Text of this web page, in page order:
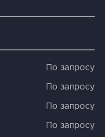
По запросу
По запросу
По запросу
По запросу